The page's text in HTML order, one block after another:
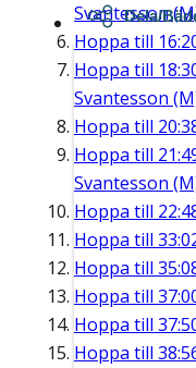
Svantesson
Hoppa till
Hoppa till
Svantesson
Hoppa till
Hoppa till
Svantesson
Hoppa till
Hoppa till
Hoppa till
Hoppa till
Hoppa till
Hoppa till
Dela/